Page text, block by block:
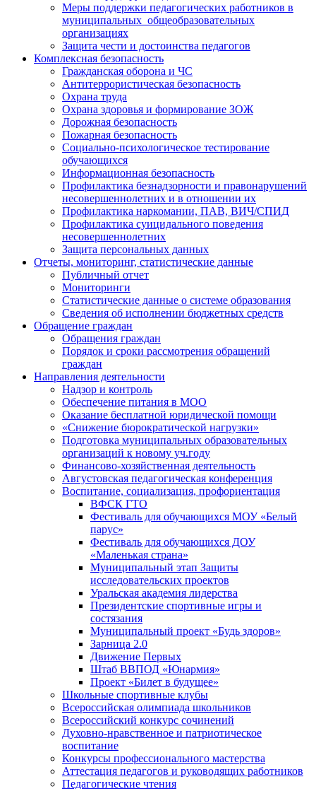
Меры поддержки педагогических работников в
муниципальных общеобразовательных
организациях
Защита чести и достоинства педагогов
Комплексная безопасность
Гражданская оборона и ЧС
Антитеррористическая безопасность
Охрана труда
Охрана здоровья и формирование ЗОЖ
Дорожная безопасность
Пожарная безопасность
Социально-психологическое тестирование
обучающихся
Информационная безопасность
Профилактика безнадзорности и правонарушений
несовершеннолетних и в отношении их
Профилактика наркомании, ПАВ, ВИЧ/СПИД
Профилактика суицидального поведения
несовершеннолетних
Защита персональных данных
Отчеты, мониторинг, статистические данные
Публичный отчет
Мониторинги
Статистические данные о системе образования
Сведения об исполнении бюджетных средств
Обращение граждан
Обращения граждан
Порядок и сроки рассмотрения обращений
граждан
Направления деятельности
Надзор и контроль
Обеспечение питания в МОО
Оказание бесплатной юридической помощи
«Снижение бюрократической нагрузки»
Подготовка муниципальных образовательных
организаций к новому уч.году
Финансово-хозяйственная деятельность
Августовская педагогическая конференция
Воспитание, социализация, профориентация
ВФСК ГТО
Фестиваль для обучающихся МОУ «Белый
парус»
Фестиваль для обучающихся ДОУ
«Маленькая страна»
Муниципальный этап Защиты
исследовательских проектов
Уральская академия лидерства
Президентские спортивные игры и
состязания
Муниципальный проект «Будь здоров»
Зарница 2.0
Движение Первых
Штаб ВВПОД «Юнармия»
Проект «Билет в будущее»
Школьные спортивные клубы
Всероссийская олимпиада школьников
Всероссийский конкурс сочинений
Духовно-нравственное и патриотическое
воспитание
Конкурсы профессионального мастерства
Аттестация педагогов и руководящих работников
Педагогические чтения